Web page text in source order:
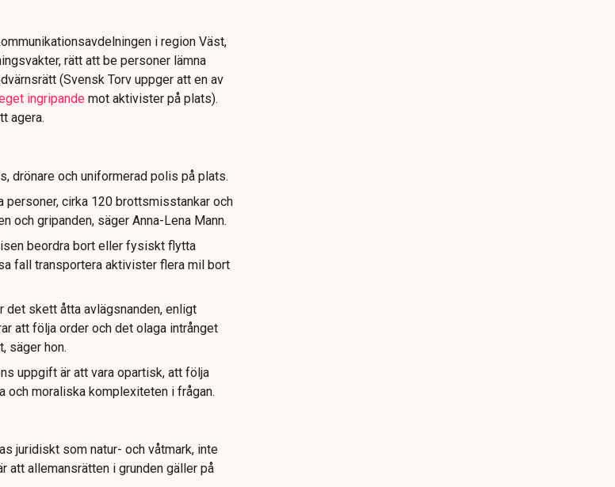
i region Väst,
rätt att be personer lämna
(Svensk Torv uppger att en av
ingripande mot aktivister på plats).
agera.
drönare och uniformerad polis på plats.
cirka 120 brottsmisstankar och
och gripanden, säger Anna-Lena Mann.
beordra bort eller fysiskt flytta
fall transportera aktivister flera mil bort
det skett åtta avlägsnanden, enligt
att följa order och det olaga intrånget
säger hon.
uppgift är att vara opartisk, att följa
och moraliska komplexiteten i frågan.
juridiskt som natur- och våtmark, inte
att allemansrätten i grunden gäller på